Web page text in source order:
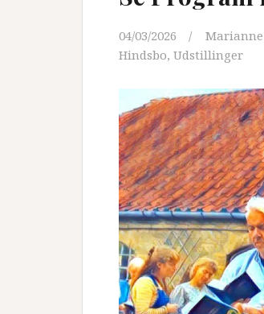
04/03/2026
Hindsbo, Udstillinger